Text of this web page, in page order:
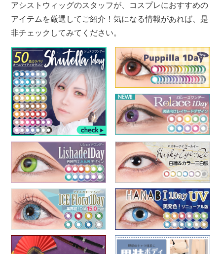
アシストウィッグのスタッフが、コスプレにおすすめの
アイテムを厳選してご紹介！気になる情報があれば、是
非チェックしてみてください。